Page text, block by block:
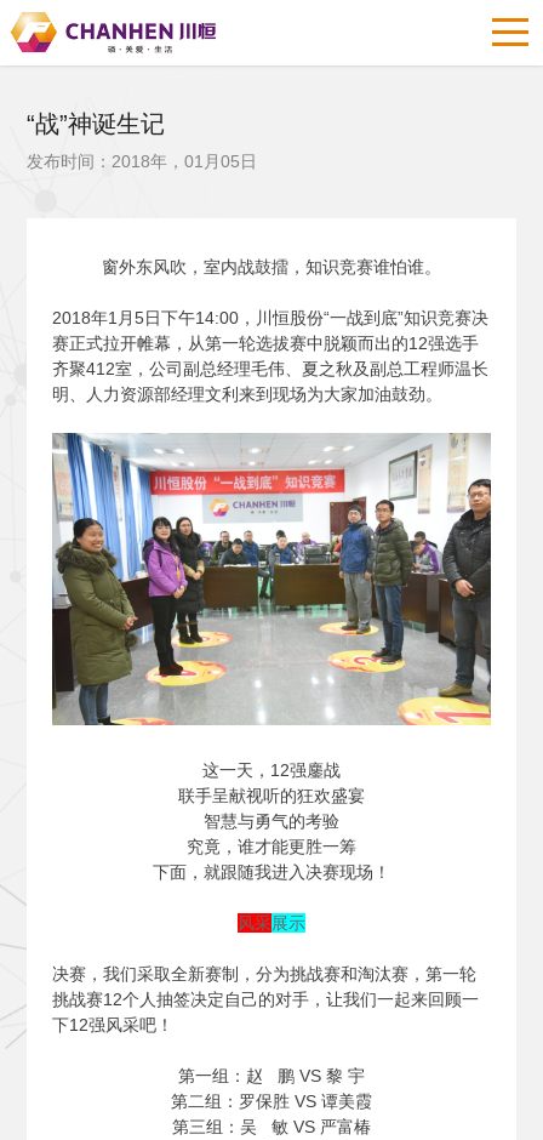
“战”神诞生记
发布时间：2018年，01月05日
窗外东风吹，室内战鼓擂，知识竞赛谁怕谁。
2018年1月5日下午14:00，川恒股份“一战到底”知识竞赛决
赛正式拉开帷幕，从第一轮选拔赛中脱颖而出的12强选手
齐聚412室，公司副总经理毛伟、夏之秋及副总工程师温长
明、人力资源部经理文利来到现场为大家加油鼓劲。
这一天，12强鏖战
联手呈献视听的狂欢盛宴
智慧与勇气的考验
究竟，谁才能更胜一筹
下面，就跟随我进入决赛现场！
风采展示
决赛，我们采取全新赛制，分为挑战赛和淘汰赛，第一轮
挑战赛12个人抽签决定自己的对手，让我们一起来回顾一
下12强风采吧！
第一组：赵 鹏 VS 黎 宇
第二组：罗保胜 VS 谭美霞
第三组：吴 敏 VS 严富椿